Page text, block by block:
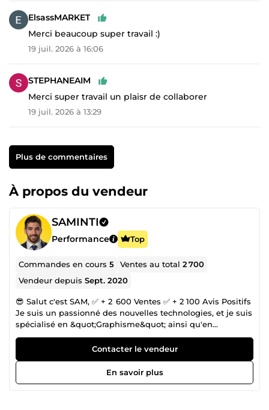
ElsassMARKET
Merci beaucoup super travail :)
19 juil. 2026 à 16:06
STEPHANEAIM
Merci super travail un plaisr de collaborer
19 juil. 2026 à 13:29
Plus de commentaires
À propos du vendeur
SAMINTI
Performance Top
Commandes en cours5 Ventes au total2 700
Vendeur depuisSept. 2020
😎 Salut c'est SAM, ✅ + 2 600 Ventes ✅ + 2 100 Avis Positifs
Je suis un passionné des nouvelles technologies, et je suis
spécialisé en &quot;Graphisme&quot; ainsi qu'en
&quot;Montage vidéo&quot; avec un peu plus de 10 ans
d’expérience... En l'occurrence je pourrais trouver solutions
à tous vos soucis informatiques . Skills : ✔️ Design
Graphique ✔️ Animation &amp; Montage Vidéo N'hésitez
pas à me contacter si vous avez des demandes spéciales
Contacter le vendeur
En savoir plus